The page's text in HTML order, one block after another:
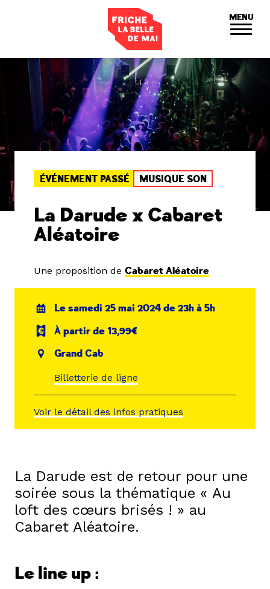
MENU
ÉVÉNEMENT PASSÉ MUSIQUE SON
La Darude x Cabaret
Aléatoire
Une proposition de Cabaret Aléatoire
Le samedi 25 mai 2024 de 23h à 5h
À partir de 13,99€
Grand Cab
Billetterie de ligne
Voir le détail des infos pratiques
La Darude est de retour pour une
soirée sous la thématique « Au
loft des cœurs brisés ! » au
Cabaret Aléatoire.
Le line up :
Panneau de gestion des cookies